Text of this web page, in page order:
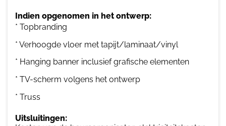
Indien opgenomen in het ontwerp:
* Topbranding
* Verhoogde vloer met tapijt/laminaat/vinyl
* Hanging banner inclusief grafische elementen
* TV-scherm volgens het ontwerp
* Truss
Uitsluitingen: